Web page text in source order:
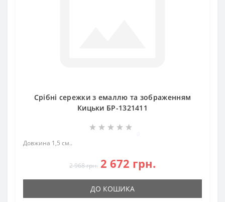
Срібні сережки з емаллю та зображенням
Кицьки БР-1321411
Довжина 1,5 см..
2 968 грн. 2 672 грн.
ДО КОШИКА